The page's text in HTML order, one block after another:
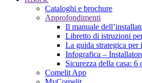
Cataloghi e brochure
Approfondimenti
Il manuale
Libretto di istruzioni
La guida strategica
Infografica –
Sicurezza della casa: 6
Comelit App